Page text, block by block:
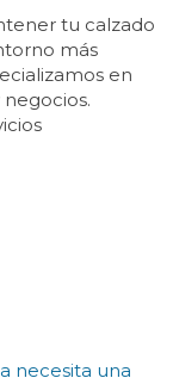
tu calzado
más
en
necesita una